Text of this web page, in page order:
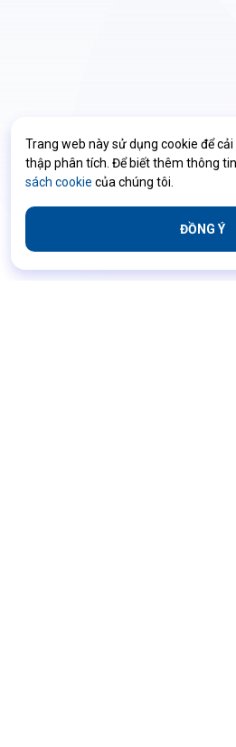
Trang web này sử dụng cookie để
thập phân tích. Để biết thêm thông
sách cookie của chúng tôi.
ĐỒNG Ý